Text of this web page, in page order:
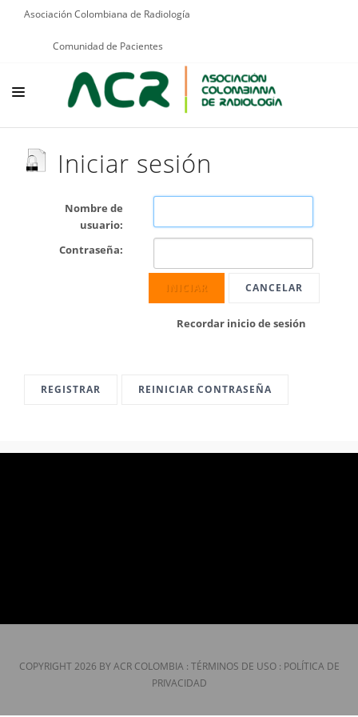
Asociación Colombiana de Radiología
Comunidad de Pacientes
EDUCACIÓN
PUBLICACIONES
PROGRAMAS INSTITUCIONALES
PROGRAMAS POR PATOLOGÍAS
Iniciar sesión
Nombre de
usuario:
Contraseña:
INICIAR CANCELAR
Recordar inicio de sesión
REGISTRAR REINICIAR CONTRASEÑA
COPYRIGHT 2026 BY ACR COLOMBIA: TÉRMINOS DE USO: POLÍTICA DE
PRIVACIDAD